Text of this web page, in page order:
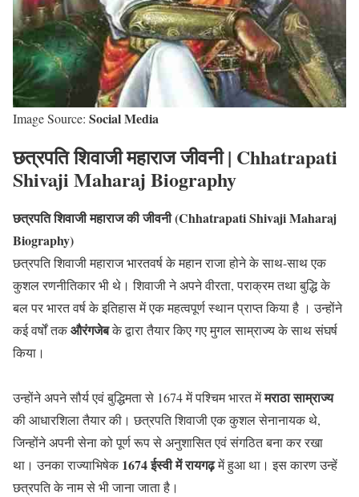
Image Source: Social Media
छत्रपति शिवाजी महाराज जीवनी | Chhatrapati
Shivaji Maharaj Biography
छत्रपति शिवाजी महाराज की जीवनी (Chhatrapati Shivaji Maharaj
Biography)
छत्रपति शिवाजी महाराज भारतवर्ष के महान राजा होने के साथ-साथ एक
कुशल रणनीतिकार भी थे। शिवाजी ने अपने वीरता, पराक्रम तथा बुद्धि के
बल पर भारत वर्ष के इतिहास में एक महत्वपूर्ण स्थान प्राप्त किया है । उन्होंने
कई वर्षों तकऔरंगजेबके द्वारा तैयार किए गए मुगल साम्राज्य के साथ संघर्ष
किया।
उन्होंने अपने सौर्य एवं बुद्धिमता से 1674 में पश्चिम भारत मेंमराठा साम्राज्य
की आधारशिला तैयार की। छत्रपति शिवाजी एक कुशल सेनानायक थे,
जिन्होंने अपनी सेना को पूर्ण रूप से अनुशासित एवं संगठित बना कर रखा
था। उनका राज्याभिषेक 1674 ईस्वी में रायगढ़में हुआ था। इस कारण उन्हें
छत्रपति के नाम से भी जाना जाता है।